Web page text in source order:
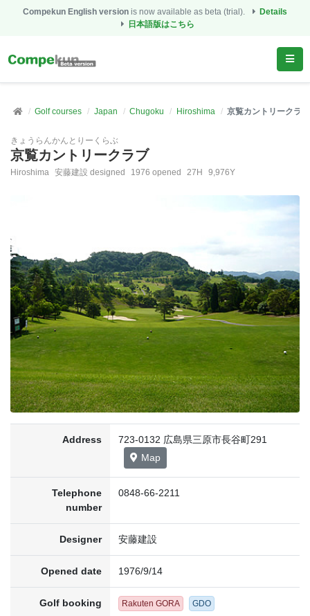
Compekun English version is now available as beta (trial).
Details
日本語版はこちら
Golf courses Japan Chugoku Hiroshima 京覧カントリークラブ
きょうらんかんとりーくらぶ
京覧カントリークラブ
Hiroshima 安藤建設 designed 1976 opened 27H 9,976Y
Address
723-0132 広島県三原市長谷町291
Map
Telephone
number
0848-66-2211
Designer 安藤建設
Opened date 1976/9/14
Golf booking Rakuten GORA GDO